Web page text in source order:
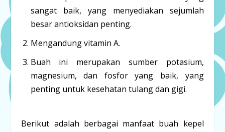
sangat baik, yang menyediakan sejumlah
besar antioksidan penting.
Mengandung vitamin A.
Buah ini merupakan sumber potasium,
magnesium, dan fosfor yang baik, yang
penting untuk kesehatan tulang dan gigi.
Berikut adalah berbagai manfaat buah kepel